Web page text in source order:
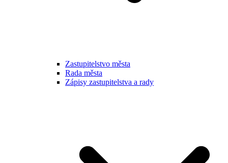
Zastupitelstvo města
Rada města
Zápisy zastupitelstva a rady